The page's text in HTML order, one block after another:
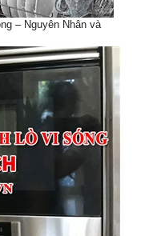
– Nguyên Nhân và